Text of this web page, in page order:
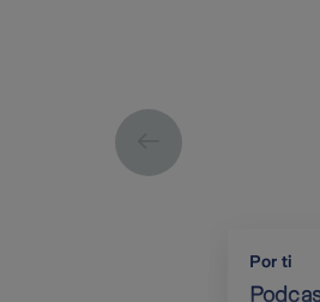
Por ti